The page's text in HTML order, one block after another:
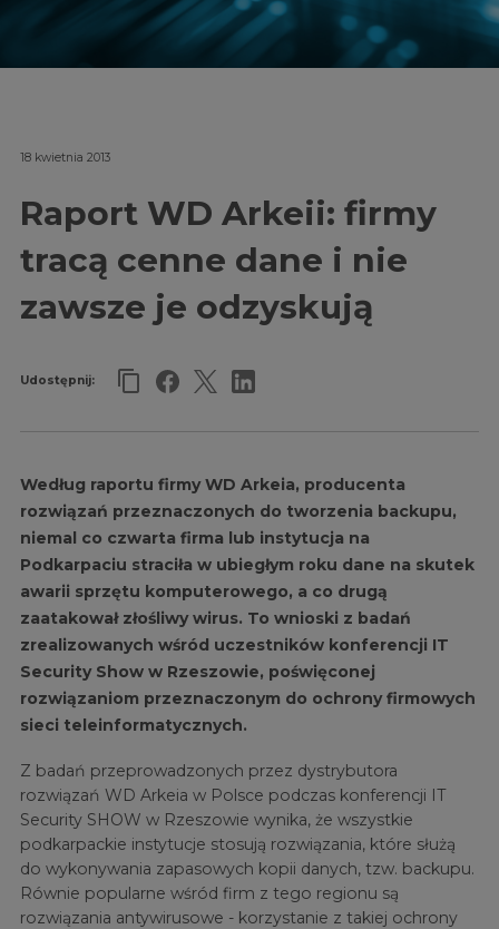
18 kwietnia 2013
Raport WD Arkeii: firmy
tracą cenne dane i nie
zawsze je odzyskują
Udostępnij:
Według raportu firmy WD Arkeia, producenta
rozwiązań przeznaczonych do tworzenia backupu,
niemal co czwarta firma lub instytucja na
Podkarpaciu straciła w ubiegłym roku dane na skutek
awarii sprzętu komputerowego, a co drugą
zaatakował złośliwy wirus. To wnioski z badań
zrealizowanych wśród uczestników konferencji IT
Security Show w Rzeszowie, poświęconej
rozwiązaniom przeznaczonym do ochrony firmowych
sieci teleinformatycznych.
Z badań przeprowadzonych przez dystrybutora
rozwiązań WD Arkeia w Polsce podczas konferencji IT
Security SHOW w Rzeszowie wynika, że wszystkie
podkarpackie instytucje stosują rozwiązania, które służą
do wykonywania zapasowych kopii danych, tzw. backupu.
Równie popularne wśród firm z tego regionu są
rozwiązania antywirusowe - korzystanie z takiej ochrony